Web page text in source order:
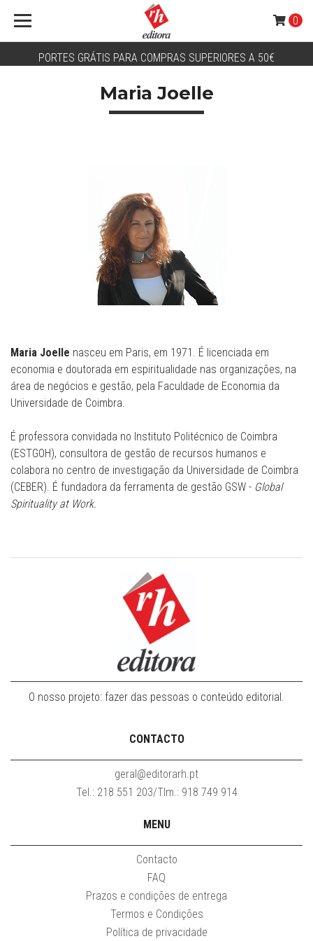
PORTES GRÁTIS PARA COMPRAS SUPERIORES A 50€
0
Maria Joelle
Maria Joelle nasceu em Paris, em 1971. É licenciada em
economia e doutorada em espiritualidade nas organizações, na
área de negócios e gestão, pela Faculdade de Economia da
Universidade de Coimbra.
É professora convidada no Instituto Politécnico de Coimbra
(ESTGOH), consultora de gestão de recursos humanos e
colabora no centro de investigação da Universidade de Coimbra
(CEBER). É fundadora da ferramenta de gestão GSW - Global
Spirituality at Work.
O nosso projeto: fazer das pessoas o conteúdo editorial.
CONTACTO
geral@editorarh.pt
Tel.: 218 551 203/Tlm.: 918 749 914
MENU
Contacto
FAQ
Prazos e condições de entrega
Termos e Condições
Política de privacidade